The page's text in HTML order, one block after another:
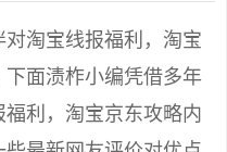
淘宝线报福利，淘宝
面渍柞小编凭借多年
利，淘宝京东攻略内